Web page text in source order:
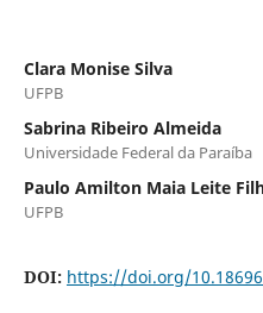
Clara Monise Silva
UFPB
Sabrina Ribeiro Almeida
Universidade Federal da Paraíba
Paulo Amilton Maia Leite
UFPB
DOI: https://doi.org/